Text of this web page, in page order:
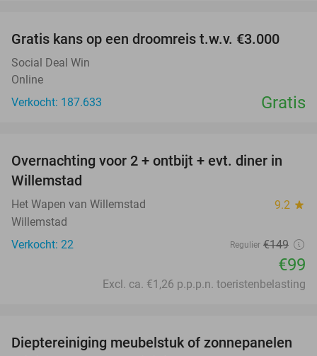
Gratis kans op een droomreis t.w.v. €3.000
Social Deal Win
Online
Verkocht: 187.633
Gratis
34%
Overnachting voor 2 + ontbijt + evt. diner in
Willemstad
Het Wapen van Willemstad 9.2 star
Willemstad
Verkocht: 22
Regulier €149
€99
Excl. ca. €1,26 p.p.p.n. toeristenbelasting
35%
Dieptereiniging meubelstuk of zonnepanelen